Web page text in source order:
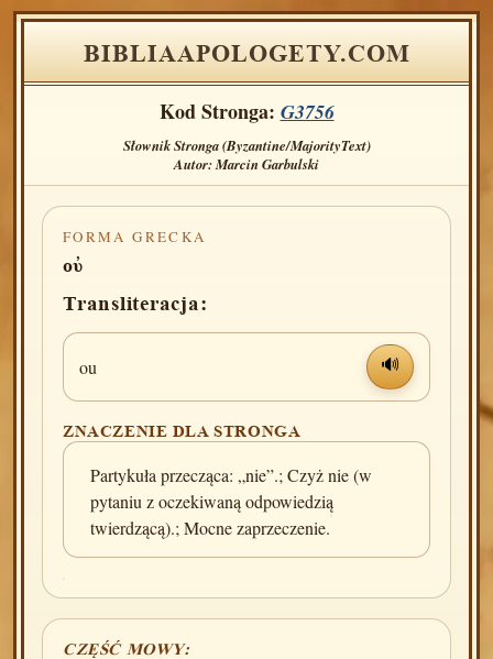
BIBLIAAPOLOGETY.COM
Kod Stronga: G3756
Słownik Stronga (Byzantine/MajorityText)
Autor: Marcin Garbulski
FORMA GRECKA
οὐ
Transliteracja:
ou 🔊
ZNACZENIE DLA STRONGA
Partykuła przecząca: „nie”.; Czyż nie (w
pytaniu z oczekiwaną odpowiedzią
twierdzącą).; Mocne zaprzeczenie.
CZĘŚĆ MOWY: